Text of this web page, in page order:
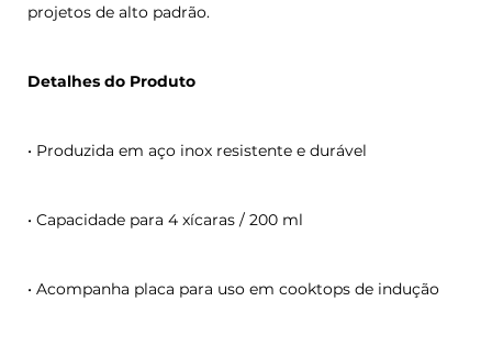
projetos de alto padrão.
Detalhes do Produto
• Produzida em aço inox resistente e durável
• Capacidade para 4 xícaras / 200 ml
• Acompanha placa para uso em cooktops de indução